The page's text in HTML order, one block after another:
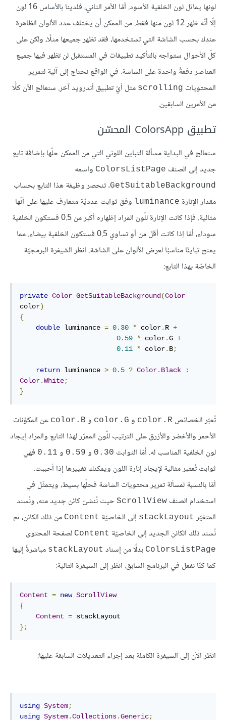
لونها يماثل لون الخلفية الأسود. أمّا الأمر الثاني، فلدينا بالأساس 16 لون
إلّا أنّه ظهر 12 لون منها فقط. من الممكن أن يختلف عدد الألوان الظاهرة
عندك بحسب الشاشة التي تستخدمها، فقد تظهر جميعها مثلًا، ولكن على
كلّ الأحوال ستواجه بالتأكيد تطبيقات في المستقبل لن تظهر فيها جميع
العناصر دفعةً واحدة على الشاشة. في الواقع نحتاج إلى آلية لتمرير
المحتويات scrolling مثل أيّ تطبيق أندرويد آخر. سنعالج الآن كلًّا
من الأمرين السابقين.
تطبيق ColorsApp المحسّن
سنعالج في البداية مسألة التباين اللوني التي من الممكن حلّها بإضافة تابع
جديد إلى الصنف ColorsListPage واسمه
GetSuitableBackground. تنحصر وظيفة هذا التابع بحساب
مقدار الإنارة luminance وفق ثوابت عدديّة متعارف عليها على أنّها
مثالية. فإذا كانت الإنارة للّون المراد إظهاره أكبر من 0.5 فستكون الخلفية
سوداء، أمّا إذا كانت أقل من أو تساوي 0.5 فستكون الخلفية بيضاء. مما
يمنح تباينًا مناسبًا لعرض الألوان على الشاشة. انظر الشيفرة البرمجيّة
الخاصّة بهذا التابع:
private Color GetSuitableBackground(Color
color)
{
double luminance = 0.30 * color. R +
0.59 * color.G +
0.11 * color. B;
return luminance > 0.5 ? Color. Black
:
Color.White;
}
تُعبّر الخصائص color.R و color.G و color.B عن المكوّنات
الأحمر والأخضر والأزرق على الترتيب للّون الممرّر لهذا التابع والمراد إيجاد
لون الخلفية المناسب له. أمّا الثوابت 0.30 و 0.59 و 0.11 فهي
ثوابت تُعتبر مثالية لإيجاد إنارة اللون ويمكنك تغييرها إذا أحببت.
أمّا بالنسبة لمسألة تمرير محتويات الشاشة فحلّها بسيط، ويتمثّل في
استخدام الصنف ScrollView حيث نُنشئ كائن جديد منه، ونُسند
المتغيّر stackLayout إلى الخاصيّة Content من ذلك الكائن، ثم
نُسند ذلك الكائن الجديد إلى الخاصيّة Content لصفحة المحتوى
ColorsListPage بدلًا من إسناد stackLayout مباشرةً إليها
كما كنّا نفعل في البرنامج السابق. انظر إلى الشيفرة التالية:
Content = new ScrollView
{
Content =
};
انظر الآن إلى الشيفرة الكاملة بعد إجراء التعديلات السابقة عليها:
using System;
using System.Collections.Generic;